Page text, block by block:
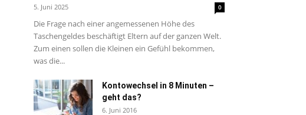
5. Juni 2025 0
Die Frage nach einer angemessenen Höhe des
Taschengeldes beschäftigt Eltern auf der ganzen Welt.
Zum einen sollen die Kleinen ein Gefühl bekommen,
was die...
Kontowechsel in 8 Minuten –
geht das?
6. Juni 2016